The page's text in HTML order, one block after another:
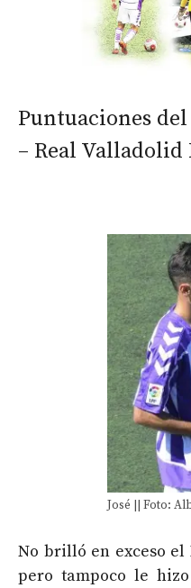
Puntuaciones
– Real Valladolid
José || Foto:
No brilló en exceso el
pero tampoco le